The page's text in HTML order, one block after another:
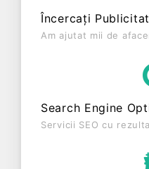
profit de 0 RON și o
gestionând operațiunile
RUBRA SRL este o
vedere fiscal si are status:
nu este plătitoare de
Încercați
Am ajutat mii de
Search Engine
Servicii SEO cu